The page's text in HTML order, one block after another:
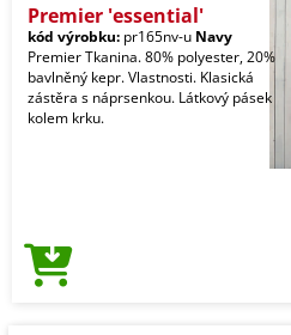
Premier 'essential'
kód výrobku: pr165nv-u Navy
Premier Tkanina. 80% polyester, 20%
bavlněný kepr. Vlastnosti. Klasická
zástěra s náprsenkou. Látkový pásek
kolem krku.